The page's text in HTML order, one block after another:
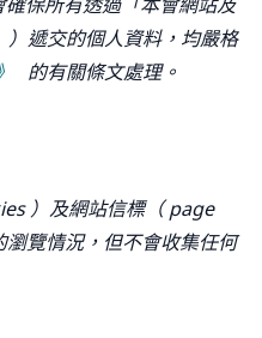
保所有透過「本會網站及
遞交的個人資料，均嚴格
的有關條文處理。
）及網站信標（ page
覽情況，但不會收集任何